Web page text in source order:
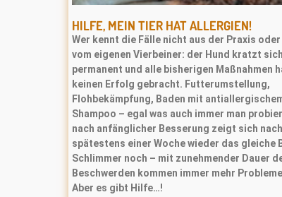
HILFE, MEIN TIER HAT ALLERGIEN!
Wer kennt die Fälle nicht aus der Praxis
vom eigenen Vierbeiner: der Hund kratzt sich
permanent und alle bisherigen Maßnahmen
keinen Erfolg gebracht. Futterumstellung,
Flohbekämpfung, Baden mit
Shampoo – egal was auch immer man
nach anfänglicher Besserung zeigt sich nach
spätestens einer Woche wieder das gleiche
Schlimmer noch – mit zunehmender Dauer
Beschwerden kommen immer mehr
Aber es gibt Hilfe…!